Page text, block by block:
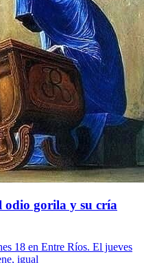
odio gorila y su cría